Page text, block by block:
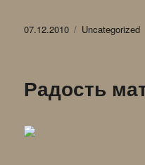
Опубликовано
07.12.2010 Рубрики
Uncategorized
Радость